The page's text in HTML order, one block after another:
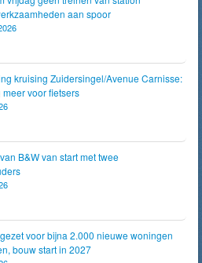
aan spoor
kruising Zuidersingel/Avenue Carnisse:
voor fietsers
B&W van start met twee
voor bijna 2.000 nieuwe woningen
bouw start in 2027